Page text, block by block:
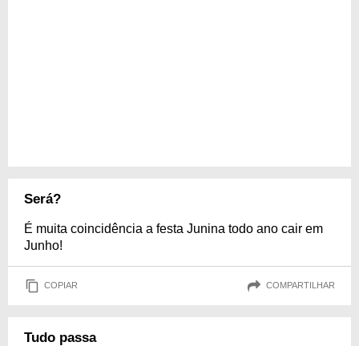
Será?
É muita coincidência a festa Junina todo ano cair em
Junho!
COPIAR COMPARTILHAR
Tudo passa